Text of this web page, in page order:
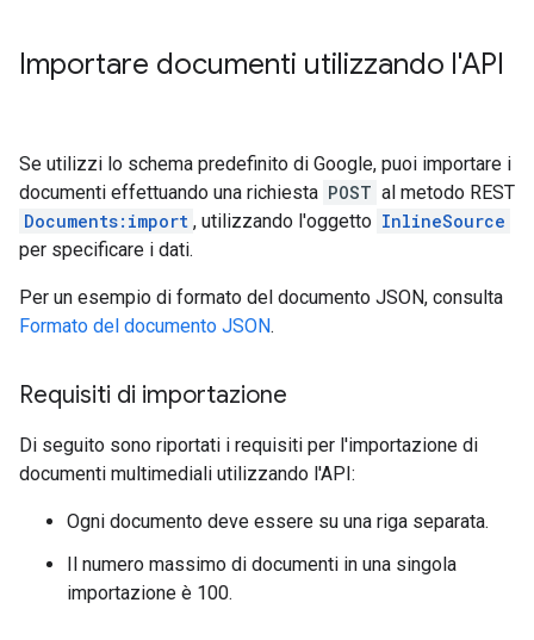
Importare documenti utilizzando l'API
Se utilizzi lo schema predefinito di Google, puoi importare i
documenti effettuando una richiesta POST al metodo REST
Documents:import , utilizzando l'oggetto InlineSource
per specificare i dati.
Per un esempio di formato del documento JSON, consulta
Formato del documento JSON.
Requisiti di importazione
Di seguito sono riportati i requisiti per l'importazione di
documenti multimediali utilizzando l'API:
Ogni documento deve essere su una riga separata.
Il numero massimo di documenti in una singola
importazione è 100.